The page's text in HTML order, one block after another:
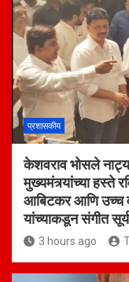
प्रशासकीय
केशवराव भोसले
मुख्यमंत्र्यांच्या हस्ते
आबिटकर आणि उच्च व
यांच्याकडून संगीत
3 hours ago